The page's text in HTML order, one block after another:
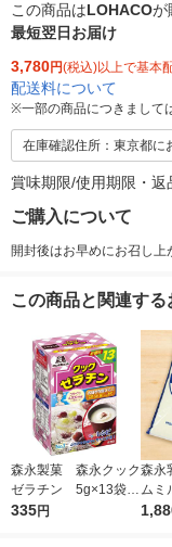
この商品はLOHACOが
最短翌日お届け
3,780円(税込)以上で基本
配送料について
※一部の商品につきまして
在庫確認住所：東京都に
賞味期限/使用期限・返
ご購入について
開封後はお早めにお召し上
この商品と関連す
森永製菓 森永クック
ゼラチン 5g×13袋
ゼラチンパウダー
335円
森永
ムミ
海道